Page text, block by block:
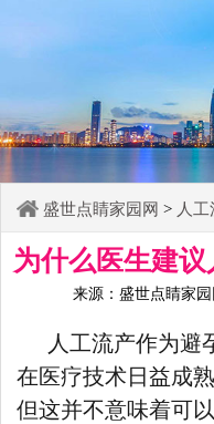
盛世点睛家园网 > 人
为什么医生建
来源： 盛世点睛家园
人工流产作为避
在医疗技术日益成
但这并不意味着可